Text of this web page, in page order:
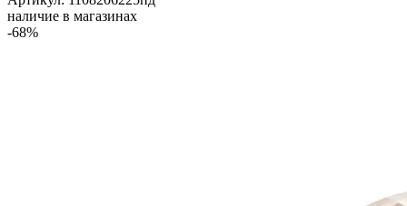
наличие в магазинах
-68%